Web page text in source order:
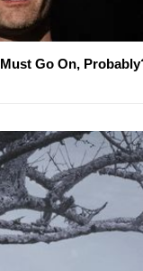
Go On,